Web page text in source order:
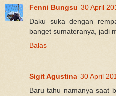
Fenni Bungsu 30 April
Daku suka dengan
banget sumateranya, jadi
Balas
Sigit Agustina 30 April
Baru tahu namanya saat